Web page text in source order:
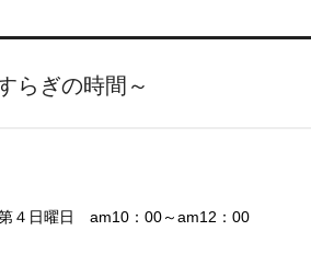
らぎの時間～
４日曜日 am10：00～am12：00